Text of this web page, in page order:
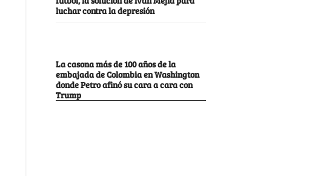
luchar contra la depresión
La casona más de 100 años de la
embajada de Colombia en Washington
donde Petro afinó su cara a cara con
Trump